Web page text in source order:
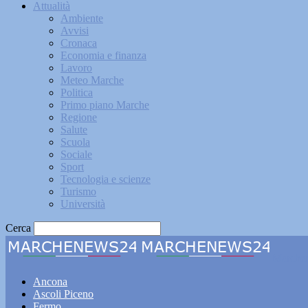
Attualità
Ambiente
Avvisi
Cronaca
Economia e finanza
Lavoro
Meteo Marche
Politica
Primo piano Marche
Regione
Salute
Scuola
Sociale
Sport
Tecnologia e scienze
Turismo
Università
Cerca
Ancona
Ascoli Piceno